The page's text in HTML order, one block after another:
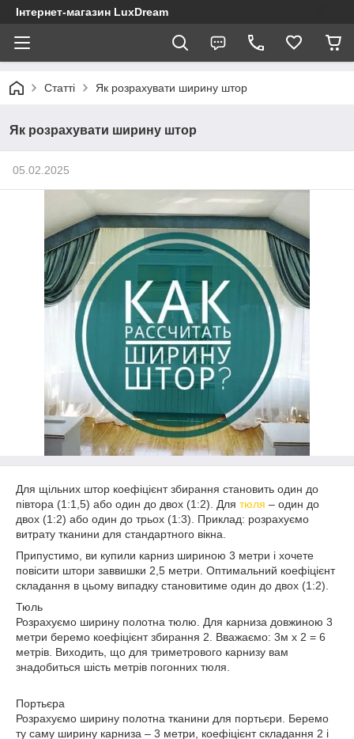
Інтернет-магазин LuxDream
Статті Як розрахувати ширину штор
Як розрахувати ширину штор
05.02.2025
Для щільних штор коефіцієнт збирання становить один до
півтора (1:1,5) або один до двох (1:2). Для тюля – один до
двох (1:2) або один до трьох (1:3). Приклад: розрахуємо
витрату тканини для стандартного вікна.
Припустимо, ви купили карниз шириною 3 метри і хочете
повісити штори заввишки 2,5 метри. Оптимальний коефіцієнт
складання в цьому випадку становитиме один до двох (1:2).
Тюль
Розрахуємо ширину полотна тюлю. Для карниза довжиною 3
метри беремо коефіцієнт збирання 2. Вважаємо: 3м х 2 = 6
метрів. Виходить, що для триметрового карнизу вам
знадобиться шість метрів погонних тюля.
Портьєра
Розрахуємо ширину полотна тканини для портьєри. Беремо
ту саму ширину карниза – 3 метри, коефіцієнт складання 2 і